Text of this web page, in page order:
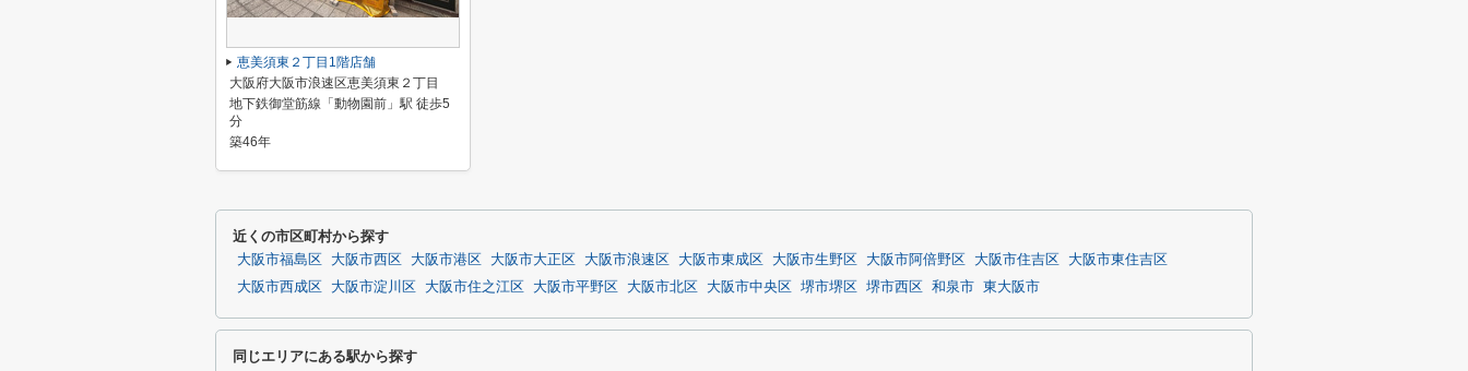
恵美須東２丁目1階店舗
大阪府大阪市浪速区恵美須東２丁目
地下鉄御堂筋線「動物園前」駅 徒歩5
分
築46年
近くの市区町村から探す
大阪市福島区 大阪市西区 大阪市港区 大阪市大正区 大阪市浪速区 大阪市東成区 大阪市生野区 大阪市阿倍野区 大阪市住吉区
大阪市東住吉区
大阪市西成区
大阪市淀川区 大阪市住之江区 大阪市平野区 大阪市北区 大阪市中央区 堺市堺区 堺市西区 和泉市 東大阪市
同じエリアにある駅から探す